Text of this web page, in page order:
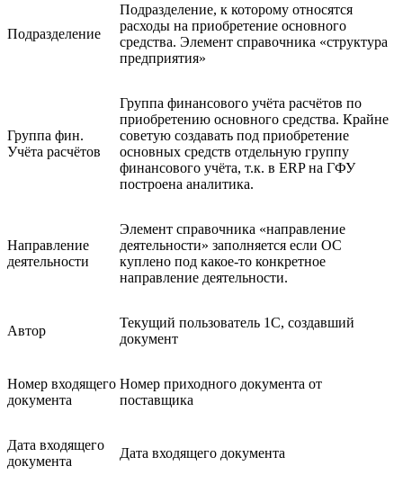
Подразделение
Подразделение, к которому относятся
расходы на приобретение основного
средства. Элемент справочника «структура
предприятия»
Группа фин.
Учёта расчётов
Группа финансового учёта расчётов по
приобретению основного средства. Крайне
советую создавать под приобретение
основных средств отдельную группу
финансового учёта, т.к. в ERP на ГФУ
построена аналитика.
Направление
деятельности
Элемент справочника «направление
деятельности» заполняется если ОС
куплено под какое-то конкретное
направление деятельности.
Автор
Текущий пользователь 1С, создавший
документ
Номер входящего
документа
Номер приходного документа от
поставщика
Дата входящего
документа
Дата входящего документа